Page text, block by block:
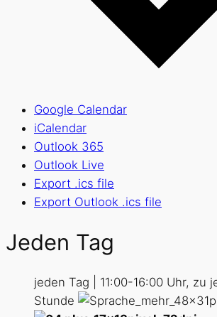
Google Calendar
iCalendar
Outlook 365
Outlook Live
Export .ics file
Export Outlook .ics file
Jeden Tag
jeden Tag | 11:00-16:00 Uhr, zu
Stunde